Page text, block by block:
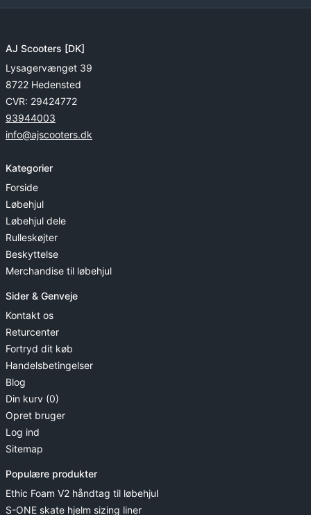
AJ Scooters [DK]
Lysagervænget 39
8722 Hedensted
CVR: 29424772
93944003
info@ajscooters.dk
Kategorier
Forside
Løbehjul
Løbehjul dele
Rulleskøjter
Beskyttelse
Merchandise til løbehjul
Sider & Genveje
Kontakt os
Returcenter
Fortryd dit køb
Handelsbetingelser
Blog
Din kurv (0)
Opret bruger
Log ind
Sitemap
Populære produkter
Ethic Foam V2 håndtag til løbehjul
S-ONE skate hjelm sizing liner